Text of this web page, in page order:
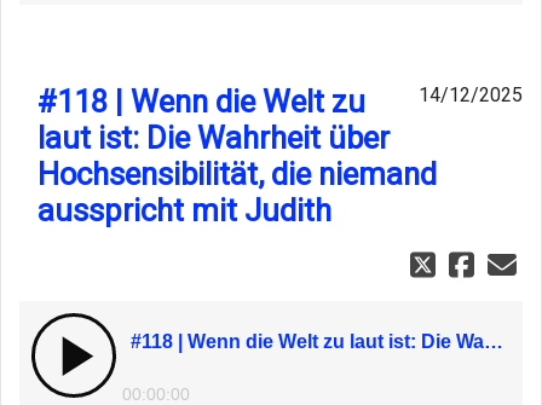
14/12/2025
#118 | Wenn die Welt zu
laut ist: Die Wahrheit über
Hochsensibilität, die niemand
ausspricht mit Judith
#118 | Wenn die Welt zu laut ist: Die Wahrheit über Hochsensibilität, die niemand ausspricht mit Judith
00:00:00